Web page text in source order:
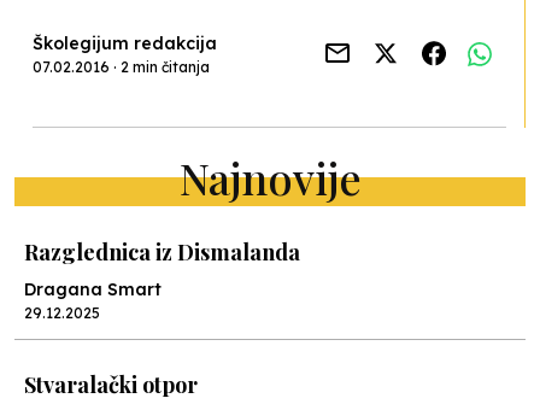
Školegijum redakcija
07.02.2016 · 2 min čitanja
Najnovije
Razglednica iz Dismalanda
Dragana Smart
29.12.2025
Stvaralački otpor